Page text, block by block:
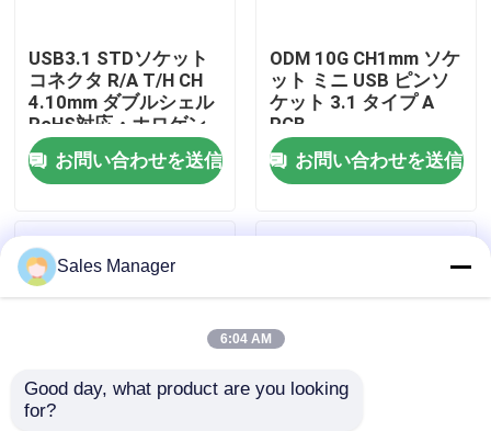
DIP USB コネクタ
USBソケットコネクタ
DPソケットコネクタ
マイクロHDMIソケット
RJ45メスコネクタソケット
USB3.1 STDソケット
コネクタ R/A T/H CH
4.10mm ダブルシェル
RoHS対応・ホロゲン
フリー
お問い合わせを送信
ODM 10G CH1mm ソケ
ット ミニ USB ピンソ
ケット 3.1 タイプ A
PCB
お問い合わせを送信
Sales Manager
6:04 AM
Good day, what product are you looking
for?